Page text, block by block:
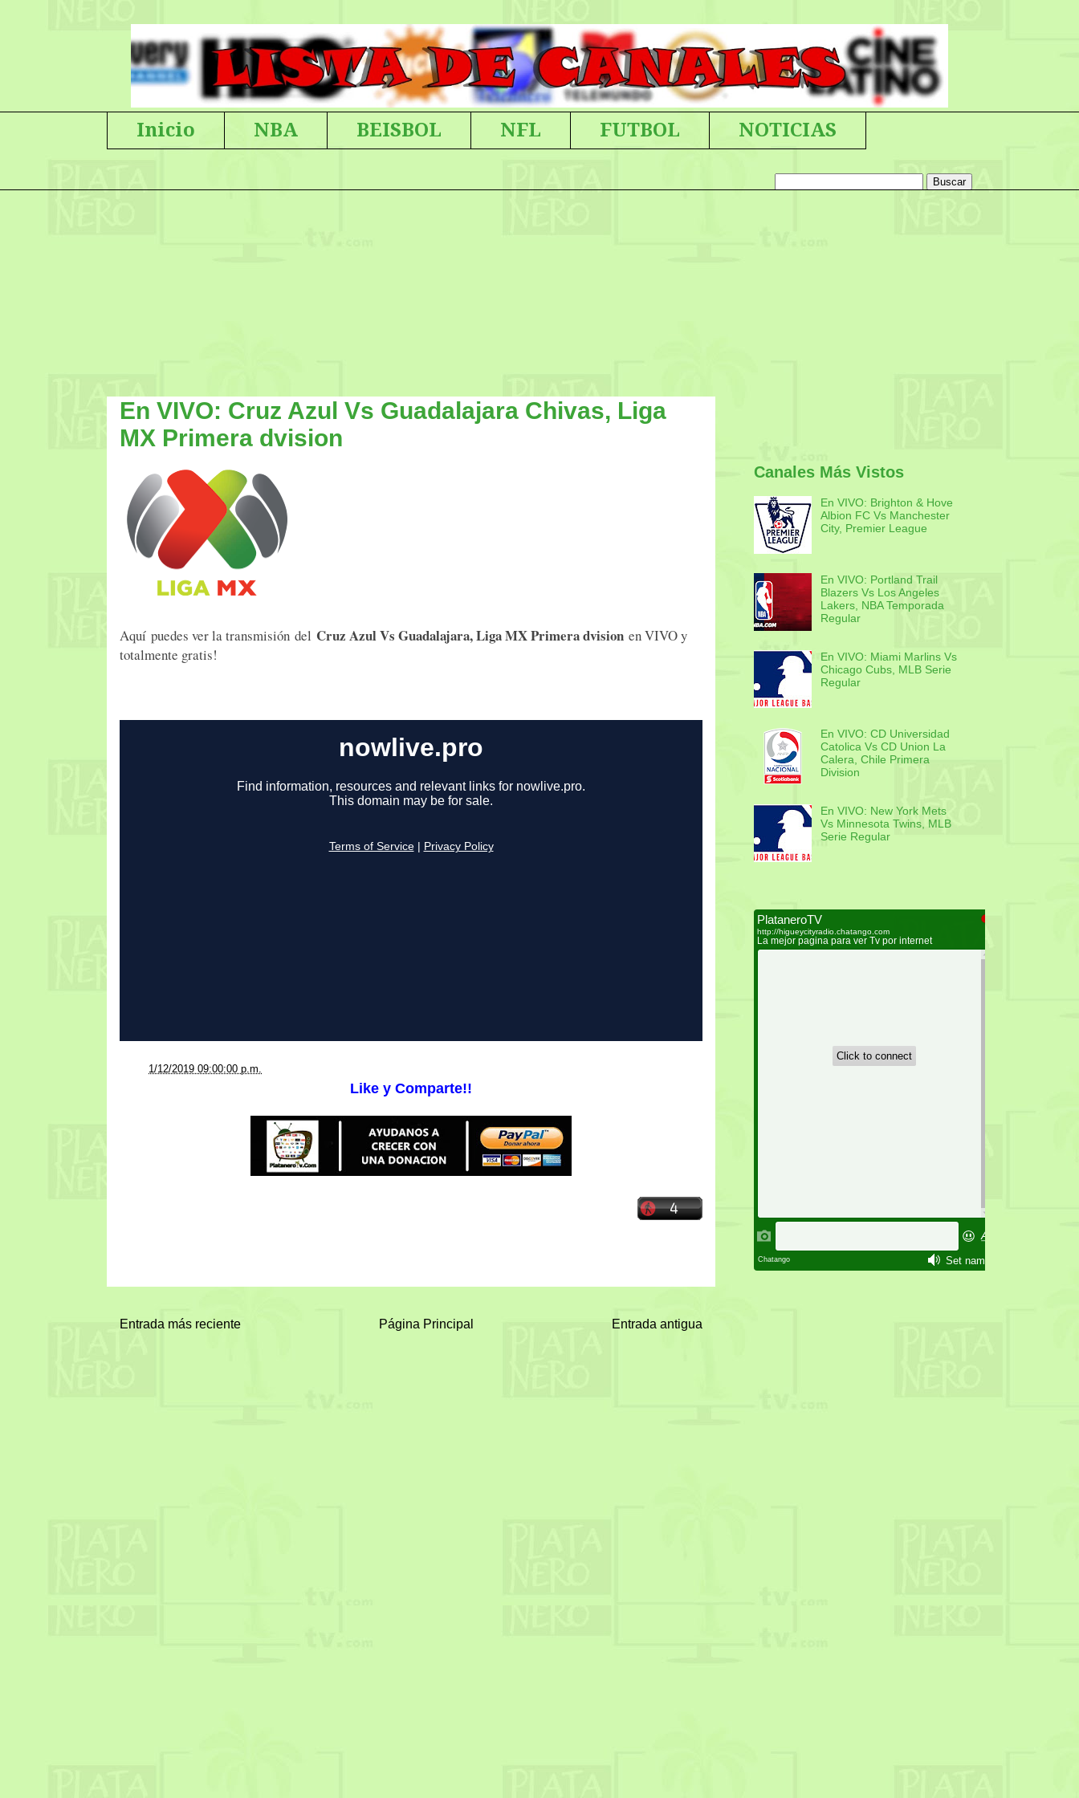
Inicio NBA BEISBOL NFL FUTBOL NOTICIAS
En VIVO: Cruz Azul Vs Guadalajara Chivas, Liga
MX Primera dvision
Aquí puedes ver la transmisión del Cruz Azul Vs Guadalajara, Liga MX Primera dvision en VIVO y
totalmente gratis!
1/12/2019 09:00:00 p.m.
Like y Comparte!!
Entrada más reciente Entrada antigua
Página Principal
Canales Más Vistos
En VIVO: Brighton & Hove
Albion FC Vs Manchester
City, Premier League
En VIVO: Portland Trail
Blazers Vs Los Angeles
Lakers, NBA Temporada
Regular
En VIVO: Miami Marlins Vs
Chicago Cubs, MLB Serie
Regular
En VIVO: CD Universidad
Catolica Vs CD Union La
Calera, Chile Primera
Division
En VIVO: New York Mets
Vs Minnesota Twins, MLB
Serie Regular